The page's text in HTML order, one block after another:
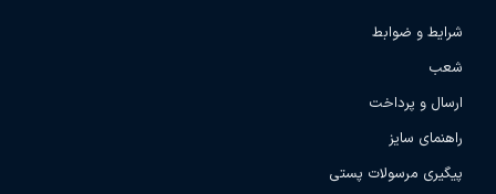
شرایط و ضوابط
شعب
ارسال و پرداخت
راهنمای سایز
پیگیری مرسولات پستی